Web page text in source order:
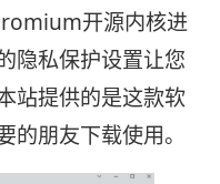
开源内核进
隐私保护设置让您
站提供的是这款软
朋友下载使用。